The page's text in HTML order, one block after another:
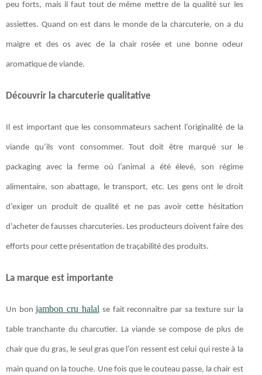
peu forts, mais il faut tout de même mettre de la qualité sur les
assiettes. Quand on est dans le monde de la charcuterie, on a du
maigre et des os avec de la chair rosée et une bonne odeur
aromatique de viande.
Découvrir la charcuterie qualitative
Il est important que les consommateurs sachent l’originalité de la
viande qu’ils vont consommer. Tout doit être marqué sur le
packaging avec la ferme où l’animal a été élevé, son régime
alimentaire, son abattage, le transport, etc. Les gens ont le droit
d’exiger un produit de qualité et ne pas avoir cette hésitation
d’acheter de fausses charcuteries. Les producteurs doivent faire des
efforts pour cette présentation de traçabilité des produits.
La marque est importante
Un bonjambon cru halal se fait reconnaître par sa texture sur la
table tranchante du charcutier. La viande se compose de plus de
chair que du gras, le seul gras que l’on ressent est celui qui reste à la
main quand on la touche. Une fois que le couteau passe, la chair est